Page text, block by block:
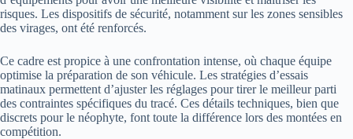
risques. Les dispositifs de sécurité, notamment sur les zones sensibles
des virages, ont été renforcés.
Ce cadre est propice à une confrontation intense, où chaque équipe
optimise la préparation de son véhicule. Les stratégies d’essais
matinaux permettent d’ajuster les réglages pour tirer le meilleur parti
des contraintes spécifiques du tracé. Ces détails techniques, bien que
discrets pour le néophyte, font toute la différence lors des montées en
compétition.